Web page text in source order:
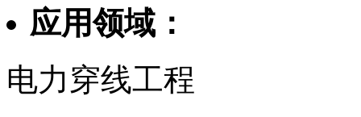
应用领域：
电力穿线工程